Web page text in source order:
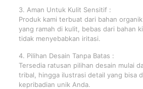
3. Aman Untuk Kulit Sensitif :
Produk kami terbuat dari bahan
yang ramah di kulit, bebas dari bahan
tidak menyebabkan iritasi.
4. Pilihan Desain Tanpa Batas :
Tersedia ratusan pilihan desain mulai
tribal, hingga ilustrasi detail yang bisa
kepribadian unik Anda.